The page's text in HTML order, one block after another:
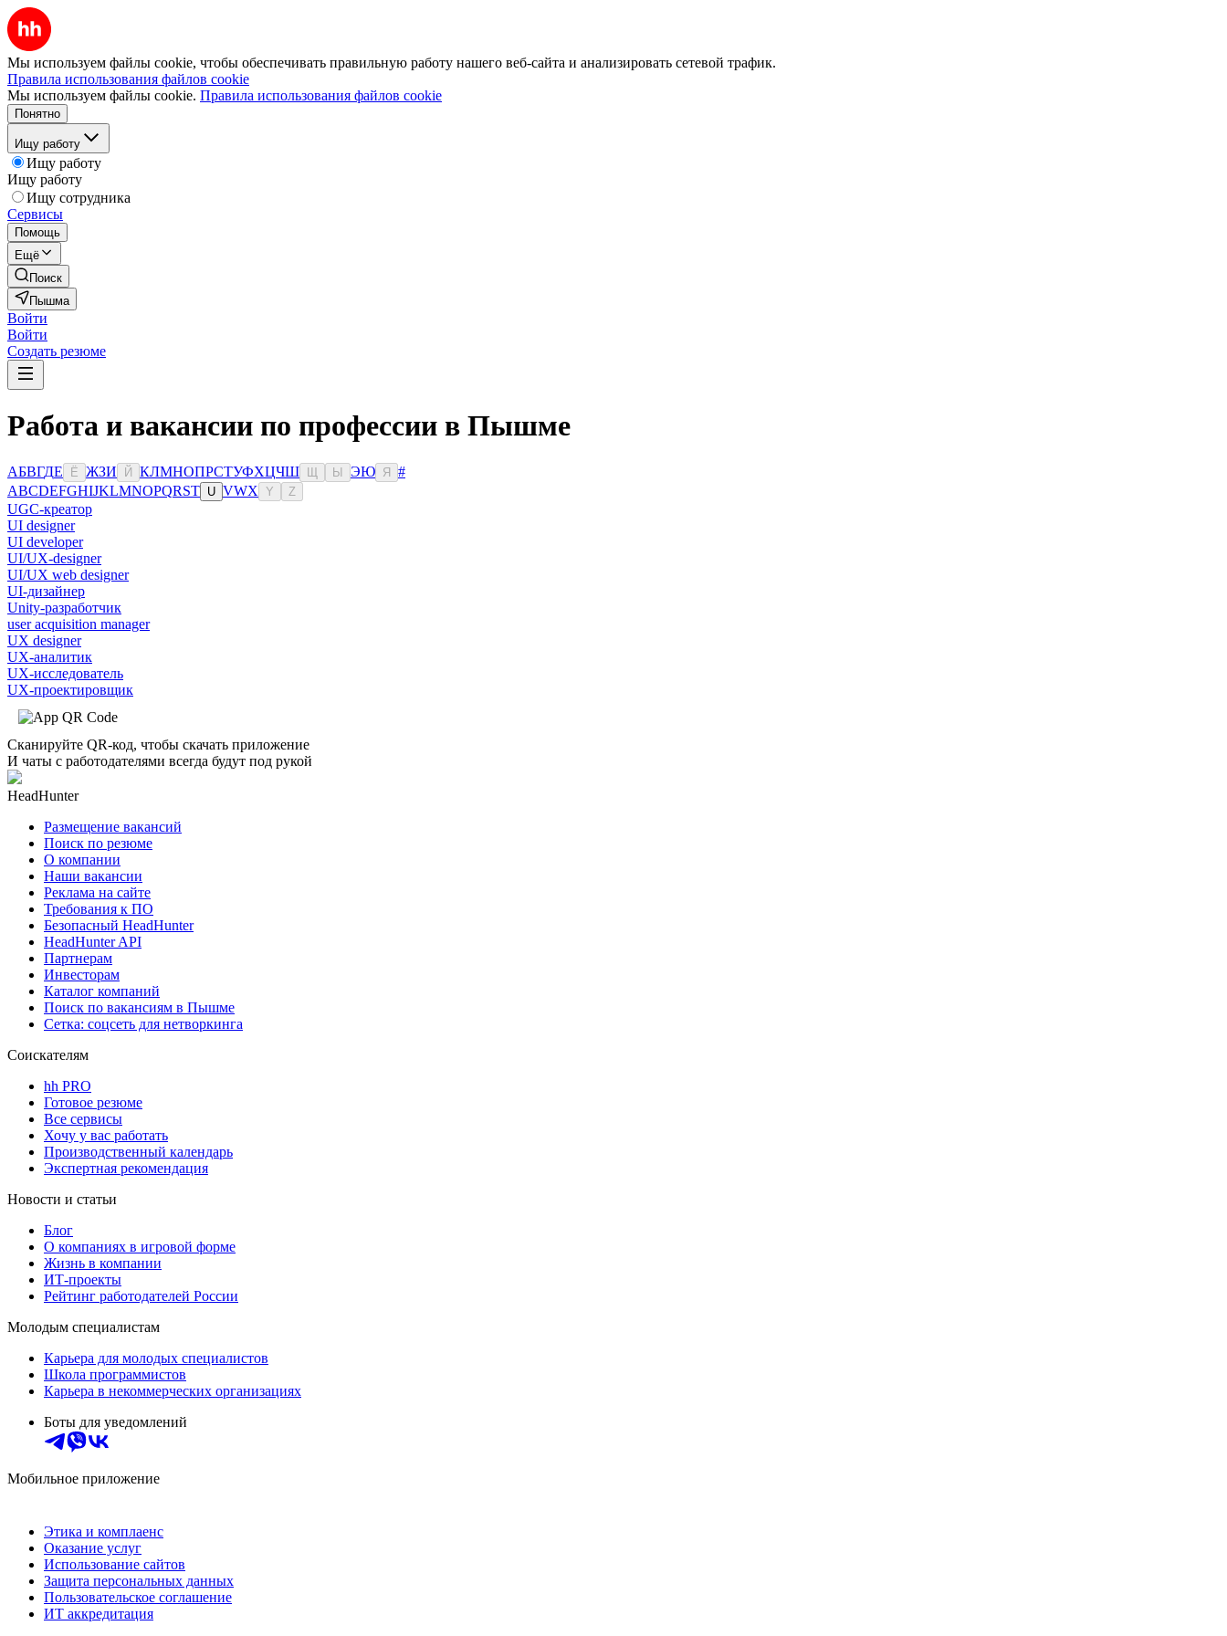
Мы используем файлы cookie, чтобы обеспечивать правильную работу нашего веб-сайта и анализировать сетевой трафик.
Правила использования файлов cookie
Мы используем файлы cookie. Правила использования файлов cookie
Понятно
Ищу работу
Ищу работу
Ищу работу
Ищу сотрудника
Сервисы
Помощь
Ещё
Поиск
Пышма
Войти
Войти
Создать резюме
Работа и вакансии по профессии в Пышме
АБВГДЕ Ё ЖЗИ Й КЛМНОПРСТУФХЦЧШ Ы ЭЮ Я
#
ABCDEFGHIJKLMNOPQRST U VWX Y Z
UGC-креатор
UI designer
UI developer
UI/UX-designer
UI/UX web designer
UI-дизайнер
Unity-разработчик
user acquisition manager
UX designer
UX-аналитик
UX-исследователь
UX-проектировщик
Сканируйте QR-код, чтобы скачать приложение
И чаты с работодателями всегда будут под рукой
HeadHunter
Размещение вакансий
Поиск по резюме
О компании
Наши вакансии
Реклама на сайте
Требования к ПО
Безопасный HeadHunter
HeadHunter API
Партнерам
Инвесторам
Каталог компаний
Поиск по вакансиям в Пышме
Сетка: соцсеть для нетворкинга
Соискателям
hh PRO
Готовое резюме
Все сервисы
Хочу у вас работать
Производственный календарь
Экспертная рекомендация
Новости и статьи
Блог
О компаниях в игровой форме
Жизнь в компании
ИТ-проекты
Рейтинг работодателей России
Молодым специалистам
Карьера для молодых специалистов
Школа программистов
Карьера в некоммерческих организациях
Боты для уведомлений
Мобильное приложение
Этика и комплаенс
Оказание услуг
Использование сайтов
Защита персональных данных
Пользовательское соглашение
ИТ аккредитация